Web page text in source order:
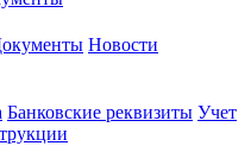
Новости
Банковские реквизиты Учет